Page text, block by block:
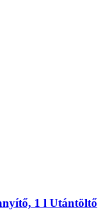
1 l Utántöltő